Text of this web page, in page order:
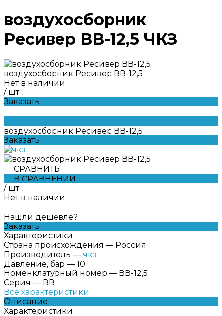
воздухосборник
Ресивер ВВ-12,5 ЧКЗ
воздухосборник Ресивер ВВ-12,5
Нет в наличии
/ шт
Заказать
воздухосборник Ресивер ВВ-12,5
Заказать
СРАВНИТЬ
В СРАВНЕНИИ
/ шт
Нет в наличии
Нашли дешевле?
Заказать
Характеристики
Страна происхождения — Россия
Производитель — чкз
Давление, бар — 10
Номенклатурный номер — ВВ-12,5
Серия — ВВ
Все характеристики
Описание
Характеристики